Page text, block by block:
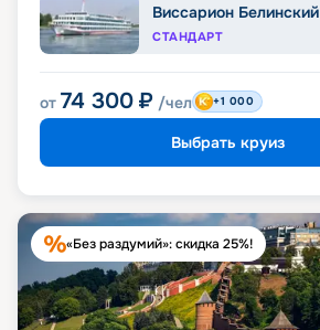
Виссарион Белинский
СТАНДАРТ
от 74 300 ₽ /чел +1 000
Выбрать круиз
«Без раздумий»: скидка 25%!